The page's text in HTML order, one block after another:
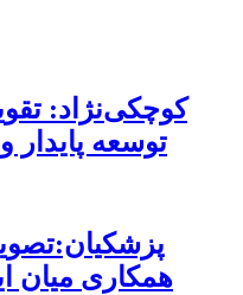
کوچکی‌نژاد:
توسعه
همکاری میان